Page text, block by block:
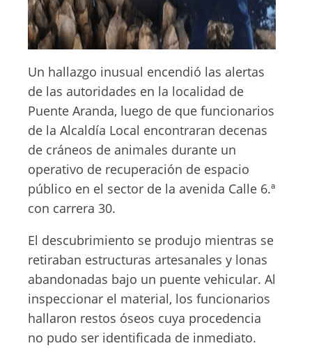
Un hallazgo inusual encendió las alertas
de las autoridades en la localidad de
Puente Aranda, luego de que funcionarios
de la Alcaldía Local encontraran decenas
de cráneos de animales durante un
operativo de recuperación de espacio
público en el sector de la avenida Calle 6.ª
con carrera 30.
El descubrimiento se produjo mientras se
retiraban estructuras artesanales y lonas
abandonadas bajo un puente vehicular. Al
inspeccionar el material, los funcionarios
hallaron restos óseos cuya procedencia
no pudo ser identificada de inmediato.